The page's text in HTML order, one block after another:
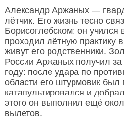
Александр Аржаных —
лётчик. Его жизнь тесно
Борисоглебском: он учился
проходил лётную практику
живут его родственники.
России Аржаных получил
году: после удара по
области его штурмовик был
катапультировался и
этого он выполнил ещё
вылетов.